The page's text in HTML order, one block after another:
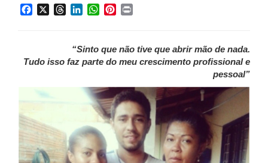
FacebookThreadsLinkedInWhatsApp
Pinterest
“Sinto que não tive que abrir mão de nada.
Tudo isso faz parte do meu crescimento profissional e
pessoal”